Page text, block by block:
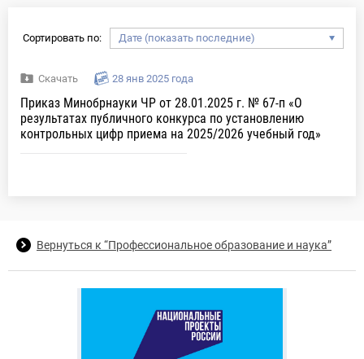
Сортировать по:
Скачать 28 янв 2025 года
Приказ Минобрнауки ЧР от 28.01.2025 г. № 67-п «О
результатах публичного конкурса по установлению
контрольных цифр приема на 2025/2026 учебный год»
Вернуться к “Профессиональное образование и наука”